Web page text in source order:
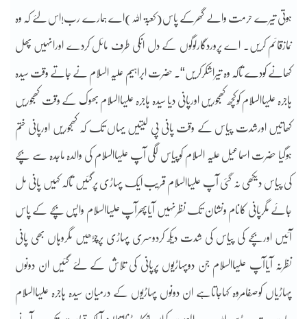
ہوتی تیرے حرمت والے گھرکے پاس(کعبۃ اللہ)اے ہمارے رب!اس لئے کہ وہ
نمازقائم کریں۔ اے پروردگارلوگوں کے دل انکی طرف مائل کردے اورانہیں پھل
کھانے کودے تاکہ وہ تیراشکرکریں“۔ حضرت ابراہیم علیہ السلام نے جاتے وقت سیدہ
ہاجرہ علیہاالسلام کوکچھ کھجوریں اورپانی دیا سیدہ ہاجرہ علیہاالسلام بھوک کے وقت کھجوریں
کھاتیں اورشدت پیاس کے وقت پانی پی لیتیں یہاں تک کہ کھجوریں اورپانی ختم
ہوگیا حضرت اسماعیل علیہ السلام کوپیاس لگی آپ علیہاالسلام کی والدہ ماجدہ سے بچے
کی پیاس دیکھی نہ گئی آپ علیہاالسلام قریب ایک پہاڑی پرگئیں تاکہ کہیں پانی مل
جائے مگرپانی کانام ونشان تک نظرنہیں آیاپھرآپ علیہاالسلام واپس بچے کے پاس
آئیں اوربچے کی پیاس کی شدت دیکھ کردوسری پہاڑی پرچڑھیں مگروہاں بھی پانی
نظرنہ آیاآپ علیہاالسلام جن دوپہاڑیوں پرپانی کی تلاش کے لئے گئیں ان دونوں
پہاڑیاں کوصفامروہ کہاجاتاہے ان دونوں پہاڑیوں کے درمیان سیدہ ہاجرہ علیہاالسلام